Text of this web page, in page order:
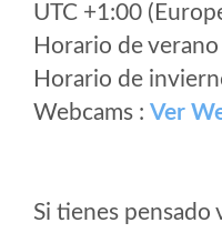
UTC +1:00
Horario de
Horario de
Webcams : Ver
Si tienes